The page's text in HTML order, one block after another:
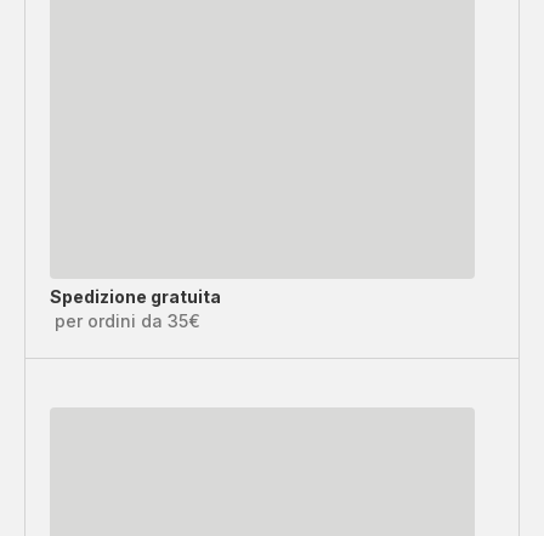
Spedizione gratuita
per ordini da 35€